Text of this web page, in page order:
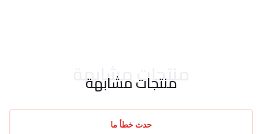
منتجات مشابهة
منتجات مشابهة
حدث خطأ ما